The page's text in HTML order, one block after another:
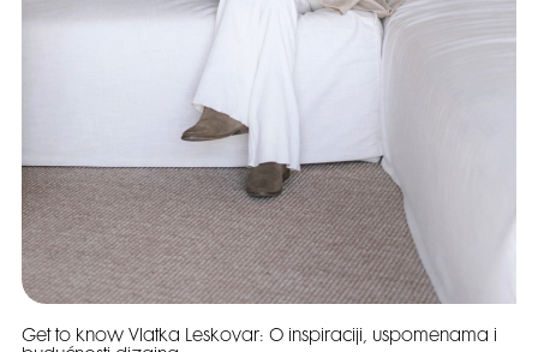
Get to know Vlatka Leskovar: O inspiraciji, uspomenama i